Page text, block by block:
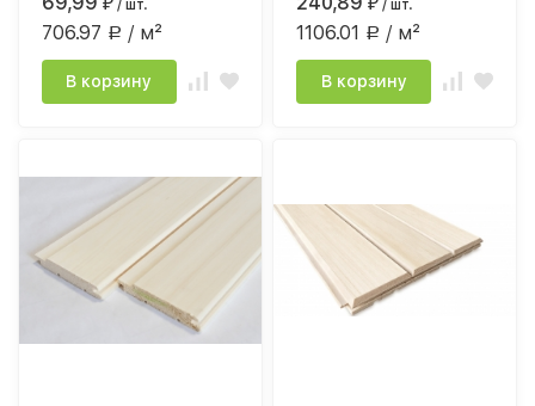
₽ / шт.
706.97 Р / м²
В корзину
₽ / шт.
1106.01 Р / м²
В корзину